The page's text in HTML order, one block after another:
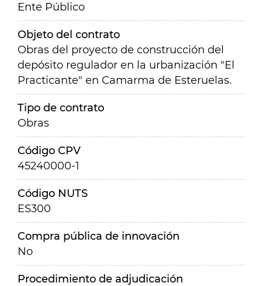
Ente Público
Objeto del contrato
Obras del proyecto de construcción del
depósito regulador en la urbanización "El
Practicante" en Camarma de Esteruelas.
Tipo de contrato
Obras
Código CPV
45240000-1
Código NUTS
ES300
Compra pública de innovación
No
Procedimiento de adjudicación